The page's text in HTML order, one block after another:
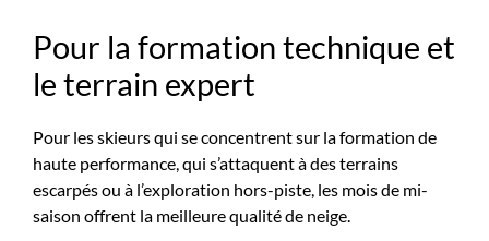
Pour la formation technique et
le terrain expert
Pour les skieurs qui se concentrent sur la formation de
haute performance, qui s’attaquent à des terrains
escarpés ou à l’exploration hors-piste, les mois de mi-
saison offrent la meilleure qualité de neige.